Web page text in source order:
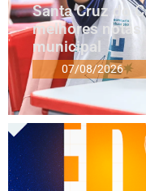
Santa Cruz do
melhores notas
municipal
07/08/2026